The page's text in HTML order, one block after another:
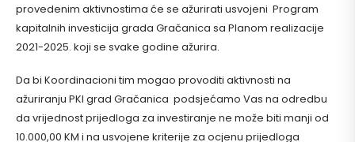
provedenim aktivnostima će se ažurirati usvojeni Program
kapitalnih investicija grada Gračanica sa Planom realizacije
2021-2025. koji se svake godine ažurira.
Da bi Koordinacioni tim mogao provoditi aktivnosti na
ažuriranju PKI grad Gračanica podsjećamo Vas na odredbu
da vrijednost prijedloga za investiranje ne može biti manji od
10.000,00 KM i na usvojene kriterije za ocjenu prijedloga